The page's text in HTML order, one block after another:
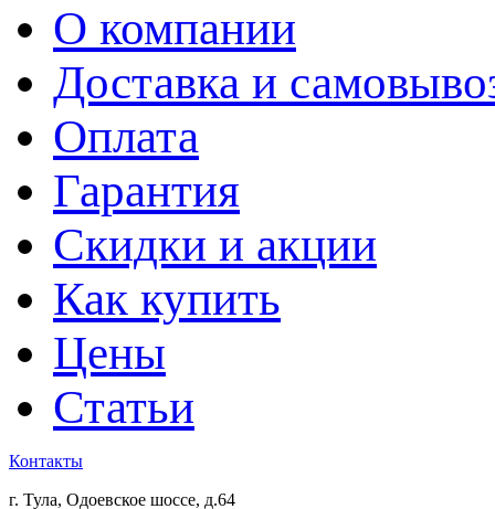
О компании
Доставка и
Оплата
Гарантия
Скидки и акции
Как купить
Цены
Статьи
Контакты
г. Тула, Одоевское шоссе, д.64